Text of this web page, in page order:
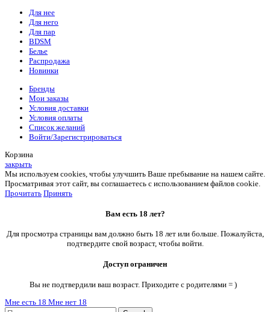
Для нее
Для него
Для пар
BDSM
Белье
Распродажа
Новинки
Бренды
Мои заказы
Условия доставки
Условия оплаты
Список желаний
Войти/Зарегистрироваться
Корзина
закрыть
Мы используем cookies, чтобы улучшить Ваше пребывание на нашем сайте.
Просматривая этот сайт, вы соглашаетесь с использованием файлов cookie.
Прочитать Принять
Вам есть 18 лет?
Для просмотра страницы вам должно быть 18 лет или больше. Пожалуйста,
подтвердите свой возраст, чтобы войти.
Доступ ограничен
Вы не подтвердили ваш возраст. Приходите с родителями = )
Мне есть 18 Мне нет 18